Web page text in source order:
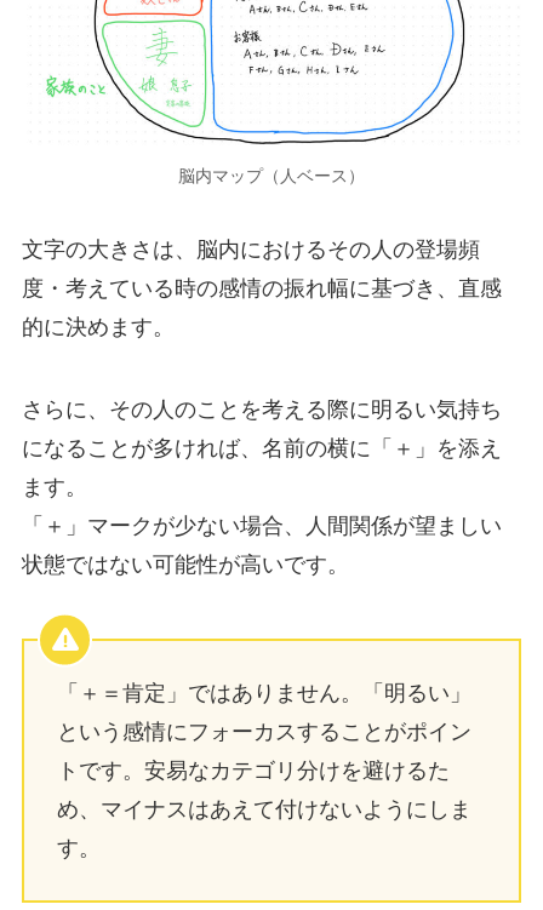
脳内マップ（人ベース）
文字の大きさは、脳内におけるその人の登場頻
度・考えている時の感情の振れ幅に基づき、直感
的に決めます。
さらに、その人のことを考える際に明るい気持ち
になることが多ければ、名前の横に「＋」を添え
ます。
「＋」マークが少ない場合、人間関係が望ましい
状態ではない可能性が高いです。
「＋＝肯定」ではありません。「明るい」
という感情にフォーカスすることがポイン
トです。安易なカテゴリ分けを避けるた
め、マイナスはあえて付けないようにしま
す。